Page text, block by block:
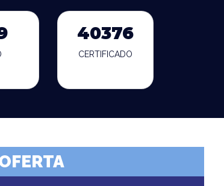
40376
CERTIFICADO